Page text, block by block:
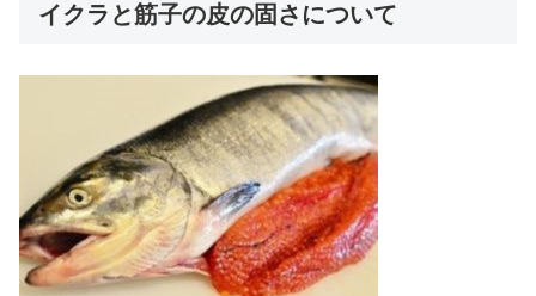
イクラと筋子の皮の固さについて